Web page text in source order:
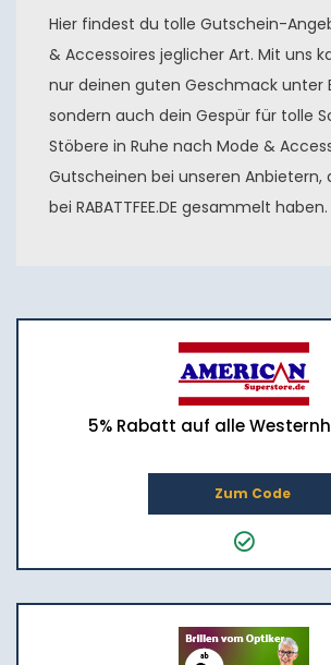
Hier findest du tolle Gutschein-
& Accessoires jeglicher Art. Mit uns
nur deinen guten Geschmack unter
sondern auch dein Gespür für tolle
Stöbere in Ruhe nach Mode &
Gutscheinen bei unseren Anbietern,
bei RABATTFEE.DE gesammelt haben.
5% Rabatt auf alle
Zum Code